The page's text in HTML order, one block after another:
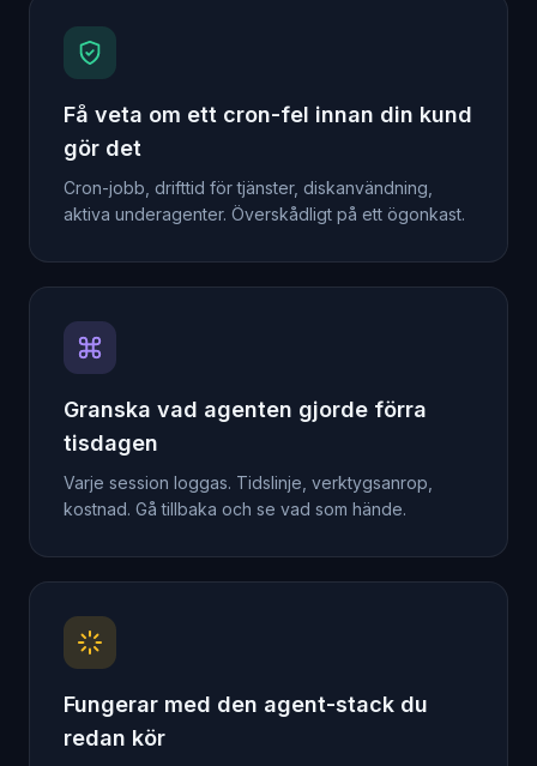
Få veta om ett cron-fel innan din kund
gör det
Cron-jobb, drifttid för tjänster, diskanvändning,
aktiva underagenter. Överskådligt på ett ögonkast.
Granska vad agenten gjorde förra
tisdagen
Varje session loggas. Tidslinje, verktygsanrop,
kostnad. Gå tillbaka och se vad som hände.
Fungerar med den agent-stack du
redan kör